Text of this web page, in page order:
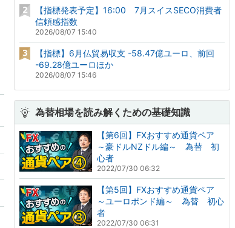
【指標発表予定】16:00 7月スイスSECO消費者
信頼感指数
2026/08/07 15:40
【指標】6月仏貿易収支 -58.47億ユーロ、前回
-69.28億ユーロほか
2026/08/07 15:46
為替相場を読み解くための基礎知識
【第6回】FXおすすめ通貨ペア
～豪ドルNZドル編～ 為替 初
心者
2022/07/30 06:32
【第5回】FXおすすめ通貨ペア
～ユーロポンド編～ 為替 初心
者
2022/07/30 06:31